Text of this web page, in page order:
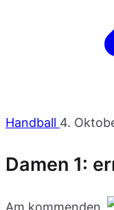
Handball 4.
Damen 1:
Am kommenden